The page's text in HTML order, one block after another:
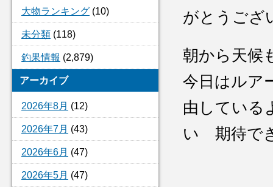
大物ランキング (10)
未分類 (118)
釣果情報 (2,879)
アーカイブ
2026年8月 (12)
2026年7月 (43)
2026年6月 (47)
2026年5月 (47)
がとうござ
朝から天
今日はルア
由してい
い 期待